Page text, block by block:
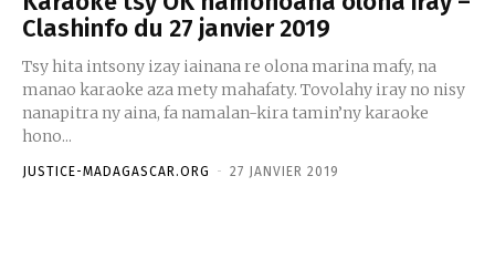
Clashinfo du 27 janvier 2019
Tsy hita intsony izay iainana re olona marina mafy, na
manao karaoke aza mety mahafaty. Tovolahy iray no nisy
nanapitra ny aina, fa namalan-kira tamin’ny karaoke
hono...
JUSTICE-MADAGASCAR.ORG - 27 JANVIER 2019